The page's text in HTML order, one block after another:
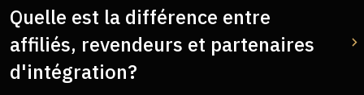
Quelle est la différence entre
affiliés, revendeurs et partenaires
d'intégration?